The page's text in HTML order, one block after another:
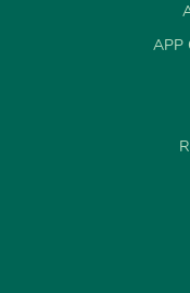
APP